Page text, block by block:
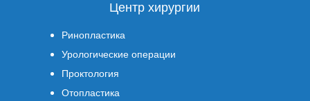
Центр хирургии
Ринопластика
Урологические операции
Проктология
Отопластика